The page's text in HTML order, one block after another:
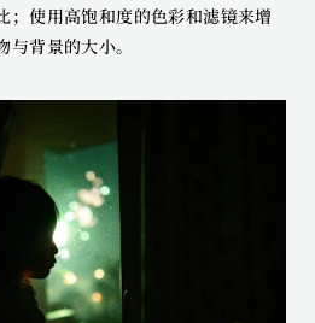
；使用高饱和度的色彩和滤镜来增
背景的大小。